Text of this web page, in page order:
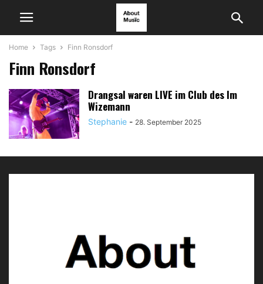
Home Tags Finn Ronsdorf
Finn Ronsdorf
Drangsal waren LIVE im Club des Im
Wizemann
Stephanie - 28. September 2025